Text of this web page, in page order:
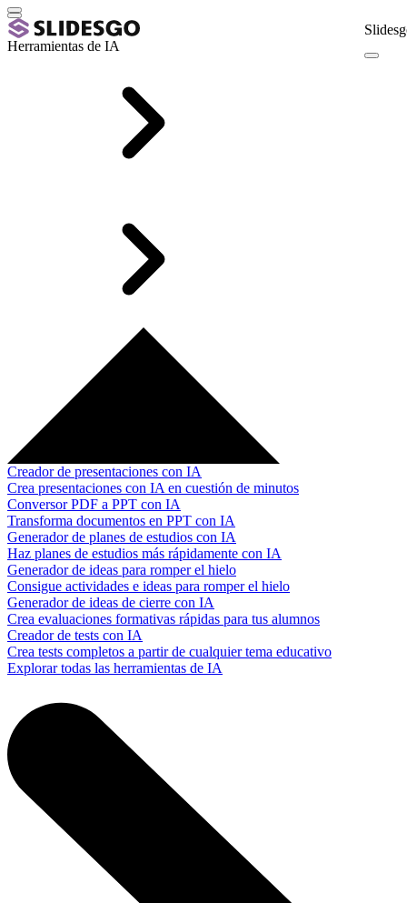
Herramientas de IA
Creador de presentaciones con IA
Crea presentaciones con IA en cuestión de minutos
Conversor PDF a PPT con IA
Transforma documentos en PPT con IA
Generador de planes de estudios con IA
Haz planes de estudios más rápidamente con IA
Generador de ideas para romper el hielo
Consigue actividades e ideas para romper el hielo
Generador de ideas de cierre con IA
Crea evaluaciones formativas rápidas para tus alumnos
Creador de tests con IA
Crea tests completos a partir de cualquier tema educativo
Explorar todas las herramientas de IA